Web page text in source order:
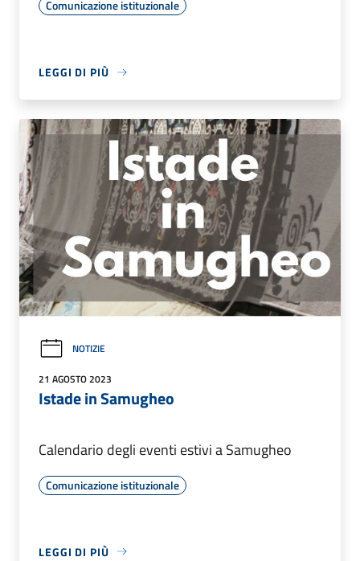
Comunicazione istituzionale
LEGGI DI PIÙ
NOTIZIE
21 AGOSTO 2023
Istade in Samugheo
Calendario degli eventi estivi a Samugheo
Comunicazione istituzionale
LEGGI DI PIÙ